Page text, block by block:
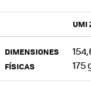
UMI
DIMENSIONES
FÍSICAS
175